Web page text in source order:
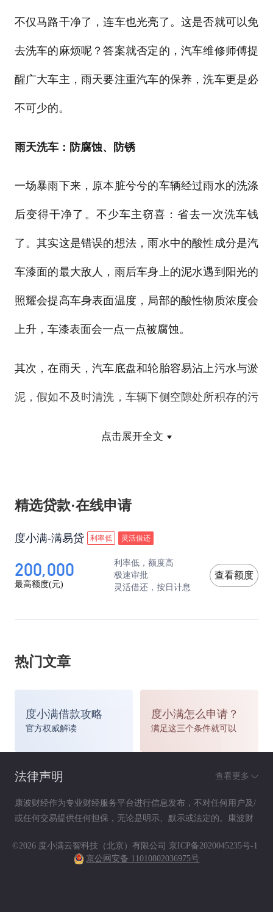
不仅马路干净了，连车也光亮了。这是否就可以免
去洗车的麻烦呢？答案就否定的，汽车维修师傅提
醒广大车主，雨天要注重汽车的保养，洗车更是必
不可少的。
雨天洗车：防腐蚀、防锈
一场暴雨下来，原本脏兮兮的车辆经过雨水的洗涤
后变得干净了。不少车主窃喜：省去一次洗车钱
了。其实这是错误的想法，雨水中的酸性成分是汽
车漆面的最大敌人，雨后车身上的泥水遇到阳光的
照耀会提高车身表面温度，局部的酸性物质浓度会
上升，车漆表面会一点一点被腐蚀。
其次，在雨天，汽车底盘和轮胎容易沾上污水与淤
泥，假如不及时清洗，车辆下侧空隙处所积存的污
同时，提醒车主，车漆和我们皮肤一样，需要定期
的护理和保养。在非雨季，除了进行必要的漆面美
雨天洗车不仅是因为车脏，更为重要的是为了保护
车漆和部分裸露在外的零部件。
在洗车方式上，市面上较为常见的分为自动化电脑
点击展开全文
精选贷款·在线申请
度小满-满易贷 利率低 灵活借还
200,000
最高额度(元)
利率低，额度高
极速审批
灵活借还，按日计息
查看额度
热门文章
度小满借款攻略
官方权威解读
度小满怎么申请？
满足这三个条件就可以
法律声明 查看更多
康波财经作为专业财经服务平台进行信息发布，不对任何用户及/
或任何交易提供任何担保，无论是明示、默示或法定的。康波财
链接）仅供参考（如：历史或预期收益不代表实际收益），不作
为任何法律文件，亦不构成任何邀约、投资建议或承诺，用户应
©2026 度小满云智科技（北京）有限公司 京ICP备2020045235号-1
京公网安备 11010802036975号